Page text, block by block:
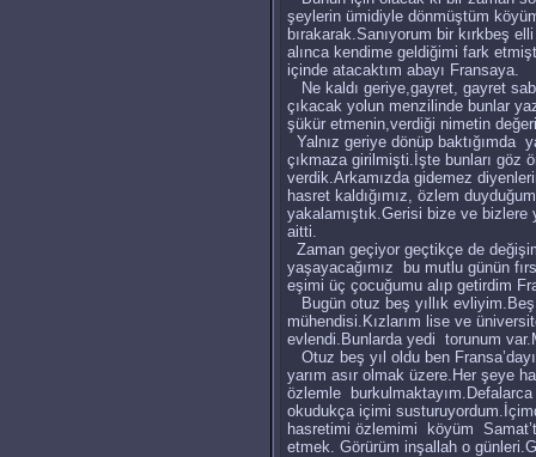
şeylerin ümidiyle dönmüştüm
bırakarak.Sanıyorum bir kırkbeş
alınca kendime geldiğimi fark
içinde atacaktım abayı Fransaya.
Ne kaldı geriye,gayret, gayret
çıkacak yolun menzilinde bunlar
şükür etmenin,verdiği nimetin
Yalnız geriye dönüp baktığımda
çıkmaza girilmişti.İşte bunları göz
verdik.Arkamızda gidemez
hasret kaldığımız, özlem
yakalamıştık.Gerisi bize ve
aitti.
Zaman geçiyor geçtikçe de
yaşayacağımız bu mutlu günün
eşimi üç çocuğumu alıp getirdim
Bugün otuz beş yıllık
mühendisi.Kızlarım lise ve
evlendi.Bunlarda yedi torunum
Otuz beş yıl oldu ben
yarım asır olmak üzere.Her şeye
özlemle
okudukça içimi
hasretimi özlemimi köyüm
etmek. Görürüm inşallah o